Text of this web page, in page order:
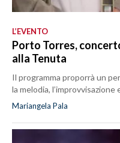
L’EVENTO
Porto Torres,
alla Tenuta
Il programma proporrà un
la melodia, l’improvvisazione
Mariangela Pala